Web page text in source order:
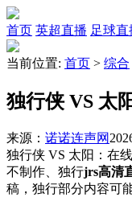
首页 英超直播 足球直
当前位置: 首页 > 综合
独行侠 VS 太
来源： 诺诺连声网
独行侠 VS 太阳：在
不制作、独行jrs高清
稿，独行部分内容可